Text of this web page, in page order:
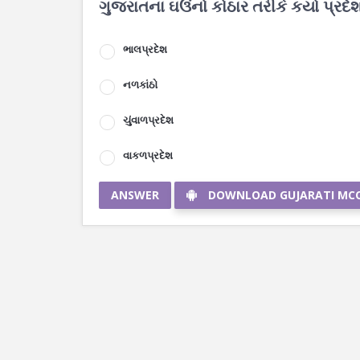
ગુજરાતના ઘઉંનો કોઠાર તરીકે કયો
ભાલપ્રદેશ
નળકાંઠો
ચુંવાળપ્રદેશ
વાકળપ્રદેશ
ANSWER DOWNLOAD GUJARATI